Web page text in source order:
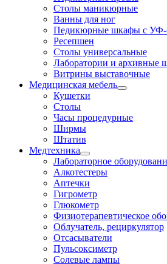
Столы маникюрные
Ванны для ног
Педикюрные шкафы с УФ-
Ресепшен
Столы универсальные
Лаборатории и архивные
Витрины выставочные
Медицинская мебель
Кушетки
Столы
Часы процедурные
Ширмы
Штатив
Медтехника
Лабораторное
Алкотестеры
Аптечки
Гигрометр
Глюкометр
Физиотерапевтическое
Облучатель, рециркулятор
Отсасыватели
Пульсоксиметр
Солевые лампы